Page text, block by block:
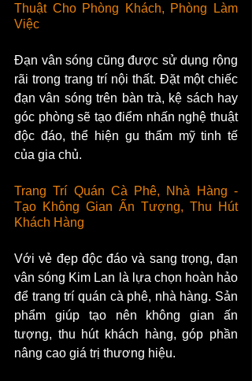
Thuật Cho Phòng Khách, Phòng Làm
Việc
Đạn vân sóng cũng được sử dụng rộng
rãi trong trang trí nội thất. Đặt một chiếc
đạn vân sóng trên bàn trà, kệ sách hay
góc phòng sẽ tạo điểm nhấn nghệ thuật
độc đáo, thể hiện gu thẩm mỹ tinh tế
của gia chủ.
Trang Trí Quán Cà Phê, Nhà Hàng -
Tạo Không Gian Ấn Tượng, Thu Hút
Khách Hàng
Với vẻ đẹp độc đáo và sang trọng, đạn
vân sóng Kim Lan là lựa chọn hoàn hảo
để trang trí quán cà phê, nhà hàng. Sản
phẩm giúp tạo nên không gian ấn
tượng, thu hút khách hàng, góp phần
nâng cao giá trị thương hiệu.